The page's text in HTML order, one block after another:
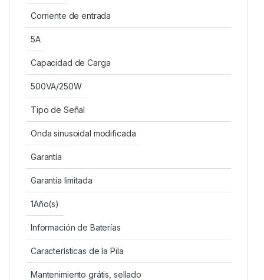
Corriente de entrada
5A
Capacidad de Carga
500VA/250W
Tipo de Señal
Onda sinusoidal modificada
Garantía
Garantía limitada
1Año(s)
Información de Baterías
Características de la Pila
Mantenimiento grátis, sellado